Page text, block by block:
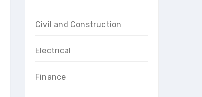
Civil and Construction
Electrical
Finance